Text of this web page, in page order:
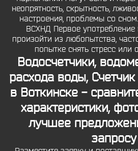
неопрятность, скрытность,
настроения, проблемы со
ВСХНД Первое употребление
произойти из любопытства,
попытке снять стресс или
Водосчетчики,
расхода воды,
в Воткинске -
характеристики,
лучшее
запросу